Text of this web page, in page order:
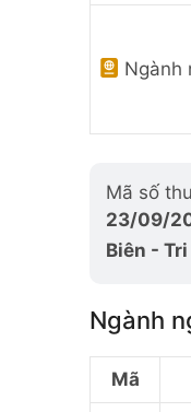
Ngành
Mã số
23/09/
Biên - Tri
Ngành
Mã